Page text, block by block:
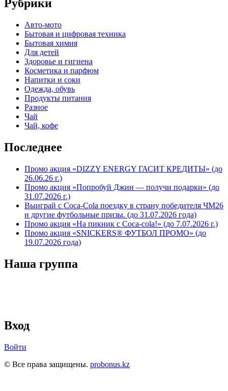
Рубрики
Авто-мото
Бытовая и цифровая техника
Бытовая химия
Для детей
Здоровье и гигиена
Косметика и парфюм
Напитки и соки
Одежда, обувь
Продукты питания
Разное
Чай
Чай, кофе
Последнее
Промо акция «DIZZY ENERGY ГАСИТ КРЕДИТЫ» (до
26.06.26 г.)
Промо акция «Попробуй Джин — получи подарки» (до
31.07.2026 г.)
Выиграй с Coca-Cola поездку в страну победителя ЧМ26
и другие футбольные призы. (до 31.07.2026 года)
Промо акция «На пикник с Coca-cola!» (до 7.07.2026 г.)
Промо акция «SNICKERS® ФУТБОЛ ПРОМО» (до
19.07.2026 года)
Наша группа
Вход
Войти
© Все права защищены. probonus.kz